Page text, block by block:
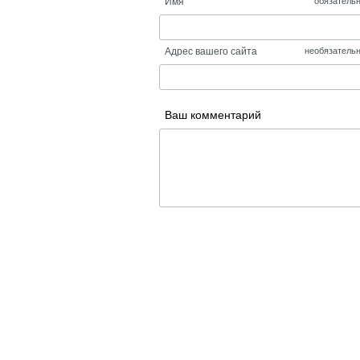
Адрес вашего сайта
Ваш комментарий